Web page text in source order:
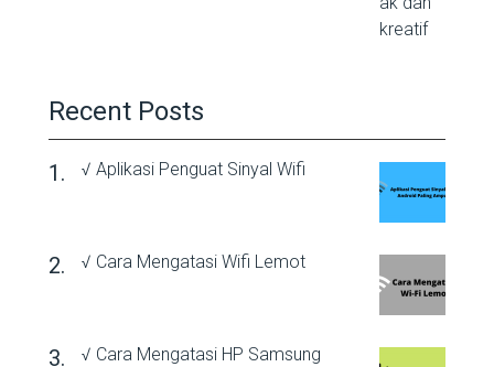
Recent Posts
√ Aplikasi Penguat Sinyal Wifi
√ Cara Mengatasi Wifi Lemot
√ Cara Mengatasi HP Samsung